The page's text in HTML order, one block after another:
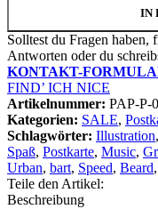
IN
Solltest du Fragen haben,
Antworten oder du
KONTAKT-
FIND’ ICH NICE
Artikelnummer: PAP-P-
Kategorien: SALE,
Schlagwörter: Illustration,
Spaß, Postkarte, Music,
Urban, bart, Speed, Beard,
Teile den Artikel:
Beschreibung